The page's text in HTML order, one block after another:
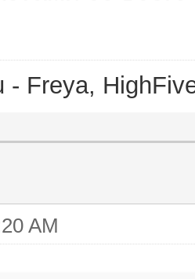
- Freya,
AM